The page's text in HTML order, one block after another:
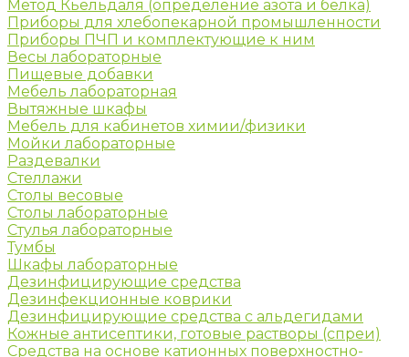
Метод Кьельдаля (определение азота и белка)
Приборы для хлебопекарной промышленности
Приборы ПЧП и комплектующие к ним
Весы лабораторные
Пищевые добавки
Мебель лабораторная
Вытяжные шкафы
Мебель для кабинетов химии/физики
Мойки лабораторные
Раздевалки
Стеллажи
Столы весовые
Столы лабораторные
Стулья лабораторные
Тумбы
Шкафы лабораторные
Дезинфицирующие средства
Дезинфекционные коврики
Дезинфицирующие средства с альдегидами
Кожные антисептики, готовые растворы (спреи)
Средства на основе катионных поверхностно-